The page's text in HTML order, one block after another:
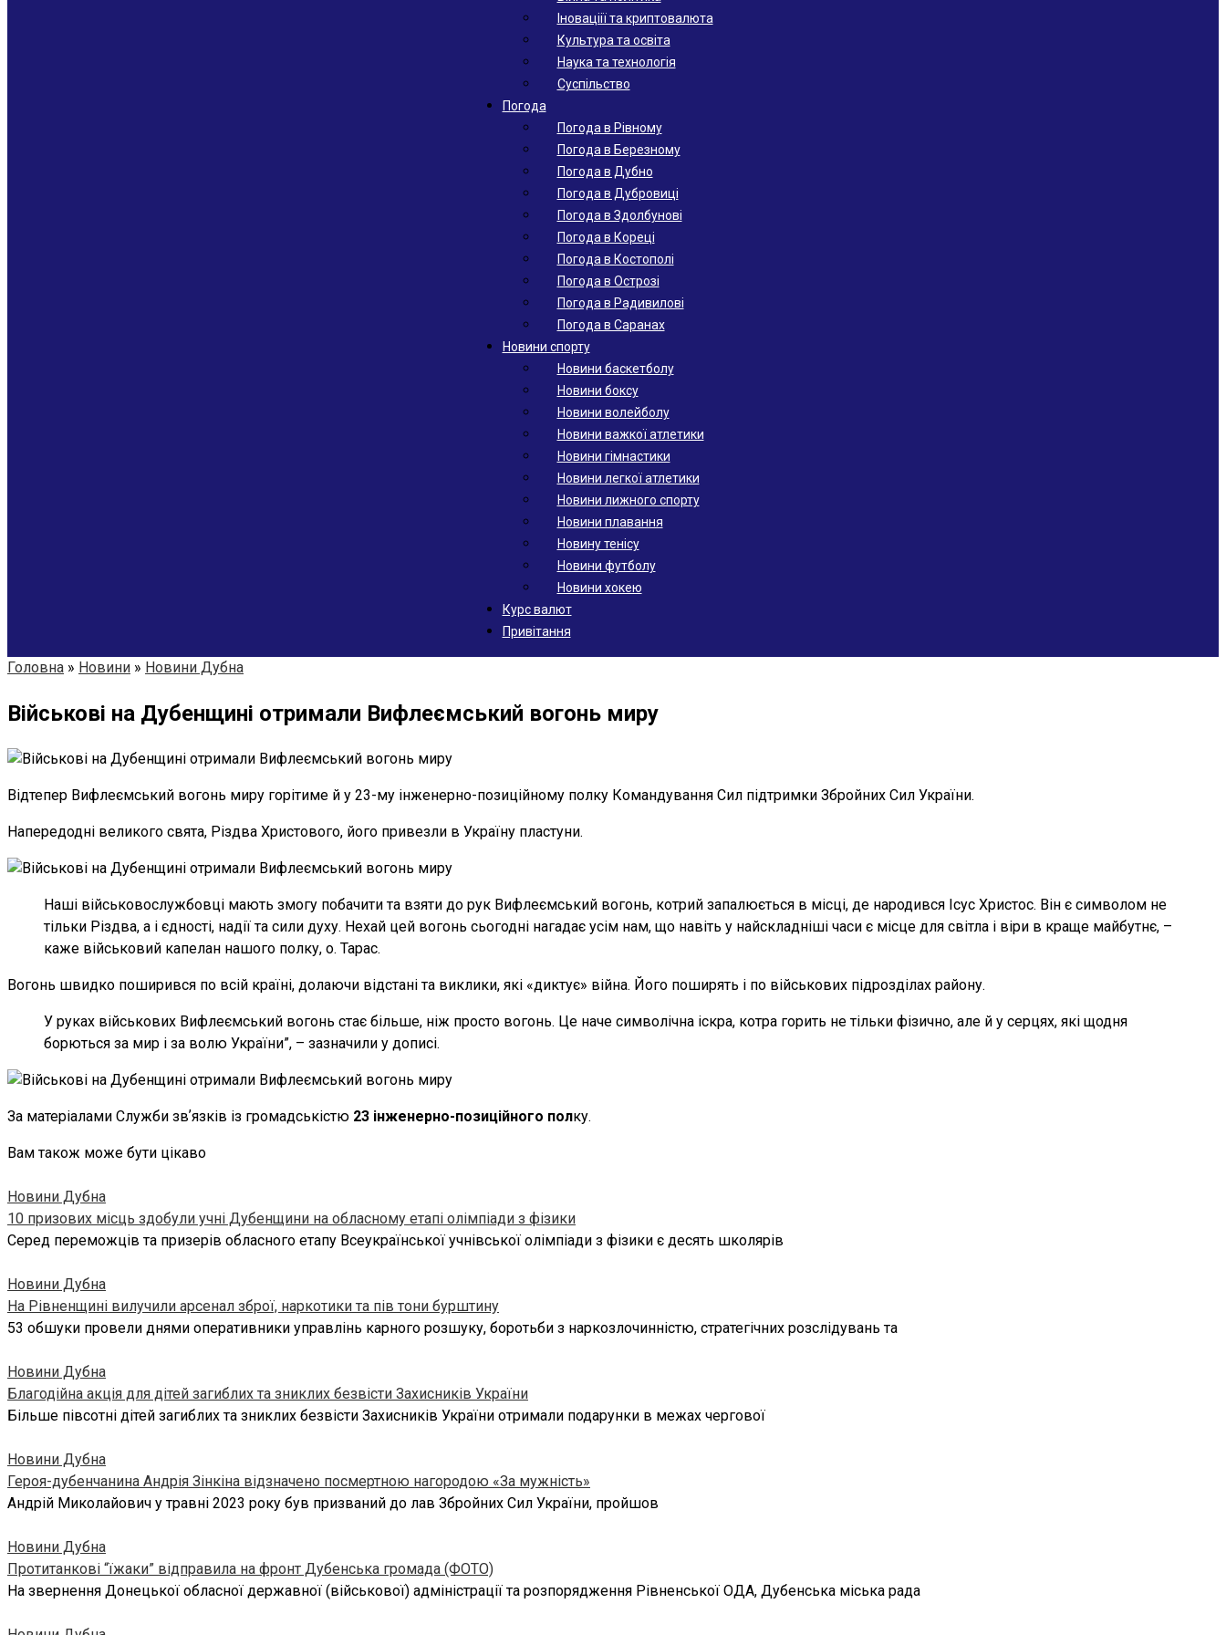
Іноваціії та криптовалюта
Культура та освіта
Наука та технологія
Суспільство
Погода
Погода в Рівному
Погода в Березному
Погода в Дубно
Погода в Дубровиці
Погода в Здолбунові
Погода в Кореці
Погода в Костополі
Погода в Острозі
Погода в Радивилові
Погода в Саранах
Новини спорту
Новини баскетболу
Новини боксу
Новини волейболу
Новини важкої атлетики
Новини гімнастики
Новини легкої атлетики
Новини лижного спорту
Новини плавання
Новину тенісу
Новини футболу
Новини хокею
Курс валют
Привітання
Головна » Новини » Новини Дубна
Військові на Дубенщині отримали Вифлеємський вогонь миру
Відтепер Вифлеємський вогонь миру горітиме й у 23-му інженерно-позиційному полку Командування Сил підтримки Збройних Сил України.
Напередодні великого свята, Різдва Христового, його привезли в Україну пластуни.
Наші військовослужбовці мають змогу побачити та взяти до рук Вифлеємський вогонь, котрий запалюється в місці, де народився Ісус Христос. Він є символом не
тільки Різдва, а і єдності, надії та сили духу. Нехай цей вогонь сьогодні нагадає усім нам, що навіть у найскладніші часи є місце для світла і віри в краще майбутнє, –
каже військовий капелан нашого полку, о. Тарас.
Вогонь швидко поширився по всій країні, долаючи відстані та виклики, які «диктує» війна. Його поширять і по військових підрозділах району.
У руках військових Вифлеємський вогонь стає більше, ніж просто вогонь. Це наче символічна іскра, котра горить не тільки фізично, але й у серцях, які щодня
борються за мир і за волю України”, – зазначили у дописі.
За матеріалами Служби звʼязків із громадськістю 23 інженерно-позиційного полку.
Вам також може бути цікаво
Новини Дубна
10 призових місць здобули учні Дубенщини на обласному етапі олімпіади з фізики
Серед переможців та призерів обласного етапу Всеукраїнської учнівської олімпіади з фізики є десять школярів
Новини Дубна
На Рівненщині вилучили арсенал зброї, наркотики та пів тони бурштину
53 обшуки провели днями оперативники управлінь карного розшуку, боротьби з наркозлочинністю, стратегічних розслідувань та
Новини Дубна
Благодійна акція для дітей загиблих та зниклих безвісти Захисників України
Більше півсотні дітей загиблих та зниклих безвісти Захисників України отримали подарунки в межах чергової
Новини Дубна
Героя-дубенчанина Андрія Зінкіна відзначено посмертною нагородою «За мужність»
Андрій Миколайович у травні 2023 року був призваний до лав Збройних Сил України, пройшов
Новини Дубна
Протитанкові “їжаки” відправила на фронт Дубенська громада (ФОТО)
На звернення Донецької обласної державної (військової) адміністрації та розпорядження Рівненської ОДА, Дубенська міська рада